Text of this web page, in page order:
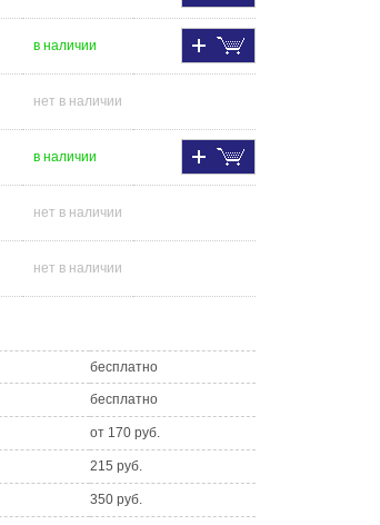
в наличии
нет в наличии
в наличии
нет в наличии
нет в наличии
бесплатно
бесплатно
от 170 руб.
215 руб.
350 руб.